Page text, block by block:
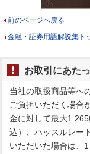
前のページへ戻る
金融・証券用語解説集ト
お取引にあた
当社の取扱商品等へ
ご負担いただく場合
金に対して最大
込）、ハッスルレー
いただいた場合は、